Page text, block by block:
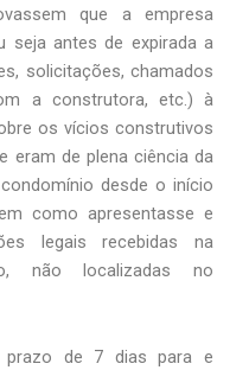
que a empresa
seja antes de expirada a
solicitações, chamados
a construtora, etc.) à
os vícios construtivos
eram de plena ciência da
desde o início
como apresentasse e
legais recebidas na
não localizadas no
prazo de 7 dias para e